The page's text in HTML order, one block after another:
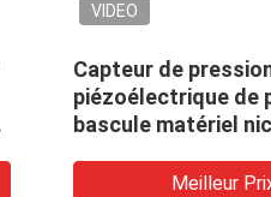
VIDEO
Capteur de
piézoélectrique de
bascule matériel
Meilleur